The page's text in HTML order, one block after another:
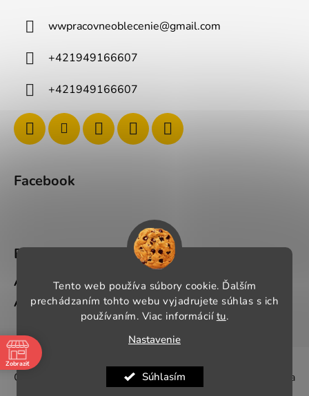
Tento web používa súbory cookie. Ďalším
prechádzaním tohto webu vyjadrujete súhlas s ich
používaním. Viac informácií tu.
Nastavenie
Súhlasím
wwpracovneoblecenie@gmail.com
+421949166607
+421949166607
Facebook
BLOG
Ako si správne vybrať pracovné oblečenie?
Ako si vybrať správnu pracovnú obuv?
Copyright 2026
wwpracovneoblecenie.sk
. Všetky práva
Zobraziť
Pauza